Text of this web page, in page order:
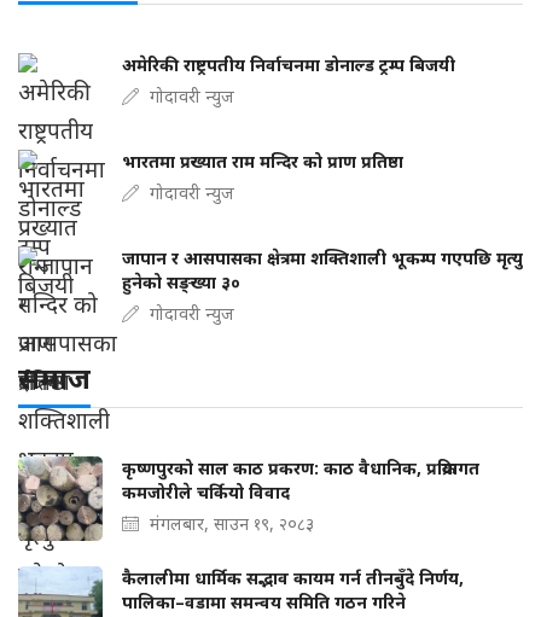
अमेरिकी राष्ट्रपतीय निर्वाचनमा डोनाल्ड ट्रम्प बिजयी
गोदावरी न्युज
भारतमा प्रख्यात राम मन्दिर को प्राण प्रतिष्ठा
गोदावरी न्युज
जापान र आसपासका क्षेत्रमा शक्तिशाली भूकम्प गएपछि मृत्यु
हुनेको सङ्ख्या ३०
गोदावरी न्युज
समाज
कृष्णपुरको साल काठ प्रकरण: काठ वैधानिक, प्रक्रियागत
कमजोरीले चर्कियो विवाद
मंगलबार, साउन १९, २०८३
कैलालीमा धार्मिक सद्भाव कायम गर्न तीनबुँदे निर्णय,
पालिका–वडामा समन्वय समिति गठन गरिने